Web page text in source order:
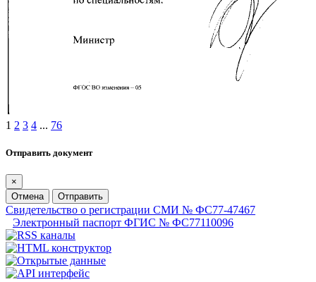
1 2 3 4 ... 76
Отправить документ
×
Отмена
Отправить
Свидетельство о регистрации СМИ № ФС77-47467
Электронный паспорт ФГИС № ФС77110096